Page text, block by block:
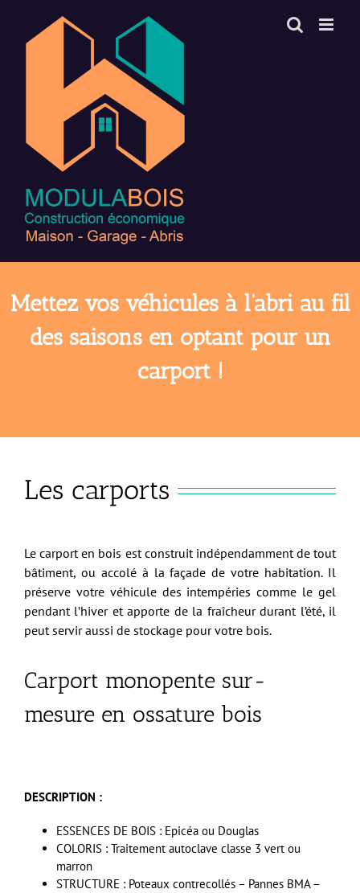
contenu
Mettez vos véhicules à l’abri au fil
des saisons en optant pour un
carport !
Les carports
Le carport en bois est construit indépendamment de tout
bâtiment, ou accolé à la façade de votre habitation. Il
préserve votre véhicule des intempéries comme le gel
pendant l’hiver et apporte de la fraîcheur durant l’été, il
peut servir aussi de stockage pour votre bois.
Carport monopente sur-
mesure en ossature bois
DESCRIPTION :
ESSENCES DE BOIS : Epicéa ou Douglas
COLORIS : Traitement autoclave classe 3 vert ou
marron
STRUCTURE : Poteaux contrecollés – Pannes BMA –